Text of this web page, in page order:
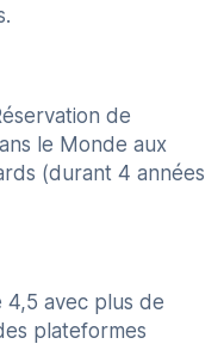
de
le Monde aux
(durant 4 années
4,5 avec plus de
plateformes